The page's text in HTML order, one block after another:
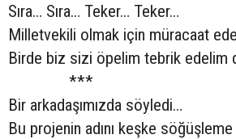
Sıra… Sıra… Teker… Teker…
Milletvekili olmak için müracaat
Birde biz sizi öpelim tebrik edelim
***
Bir arkadaşımızda söyledi…
Bu projenin adını keşke